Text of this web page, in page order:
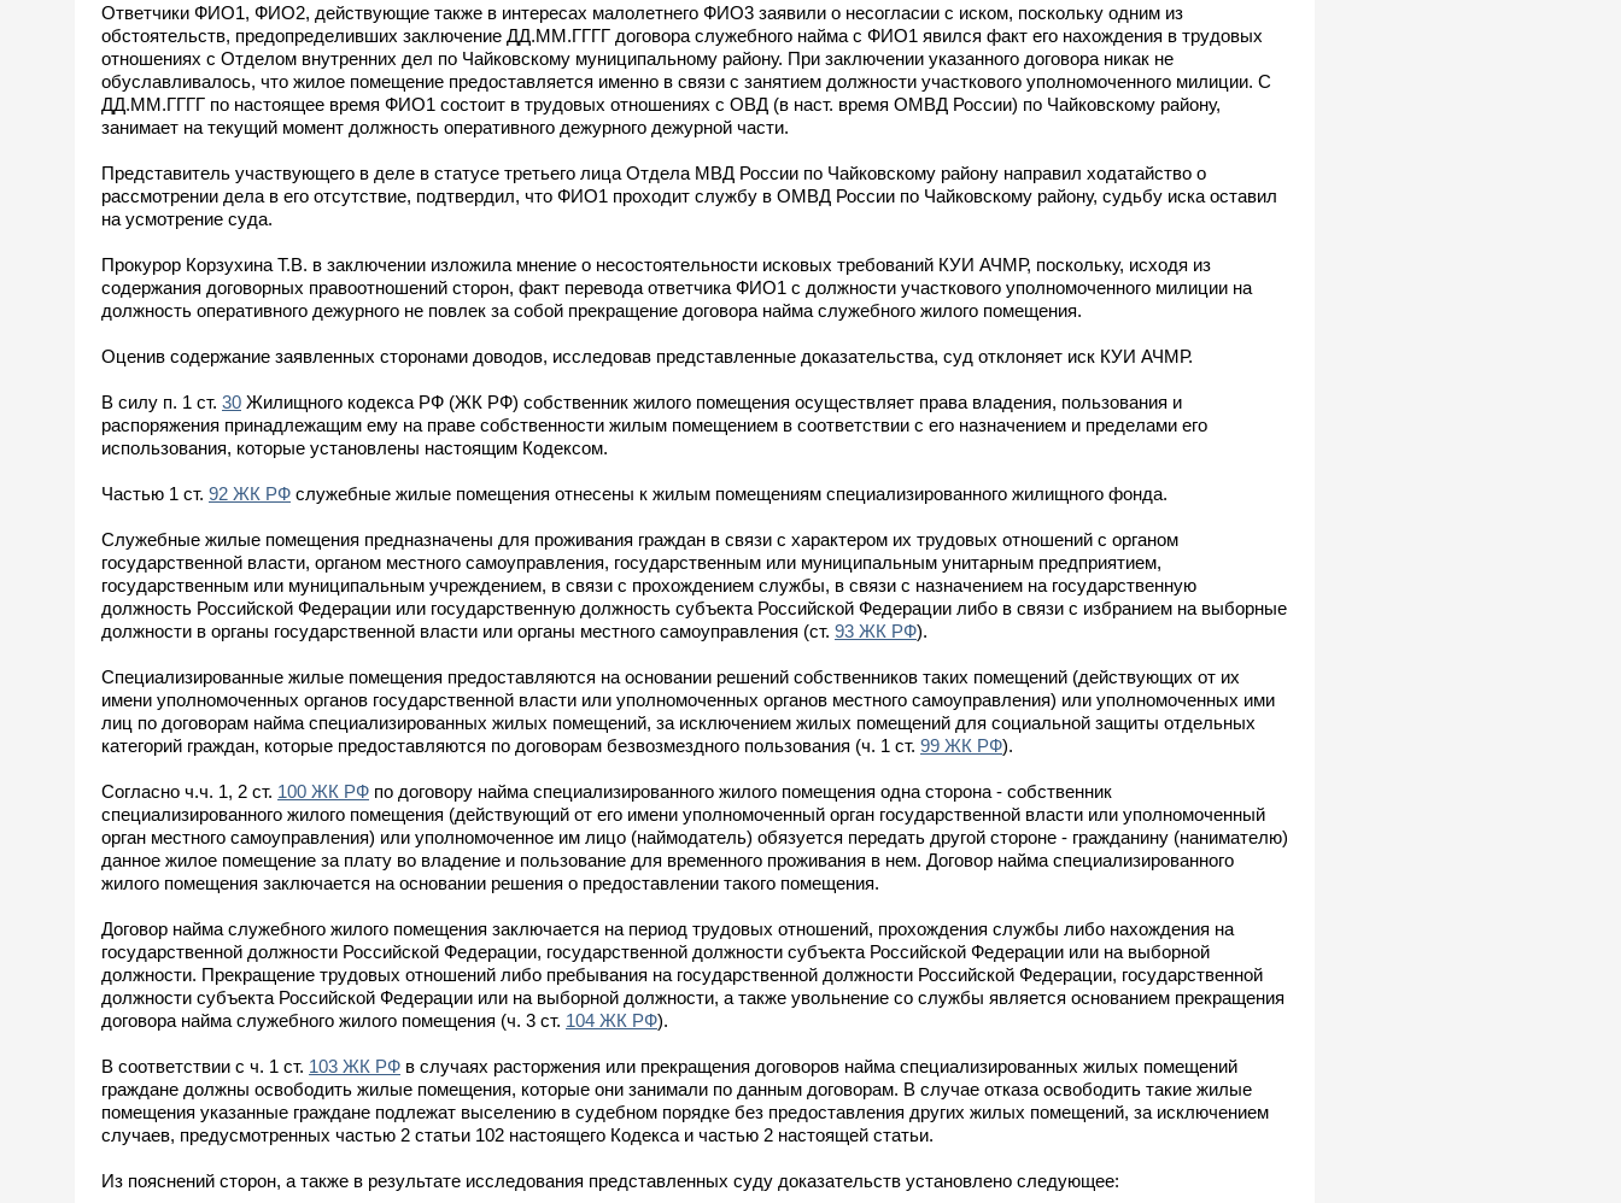
Ответчики ФИО1, ФИО2, действующие также в интересах малолетнего ФИО3 заявили о несогласии с иском, поскольку одним из
обстоятельств, предопределивших заключение ДД.ММ.ГГГГ договора служебного найма с ФИО1 явился факт его нахождения в трудовых
отношениях с Отделом внутренних дел по Чайковскому муниципальному району. При заключении указанного договора никак не
обуславливалось, что жилое помещение предоставляется именно в связи с занятием должности участкового уполномоченного милиции. С
ДД.ММ.ГГГГ по настоящее время ФИО1 состоит в трудовых отношениях с ОВД (в наст. время ОМВД России) по Чайковскому району,
занимает на текущий момент должность оперативного дежурного дежурной части.
Представитель участвующего в деле в статусе третьего лица Отдела МВД России по Чайковскому району направил ходатайство о
рассмотрении дела в его отсутствие, подтвердил, что ФИО1 проходит службу в ОМВД России по Чайковскому району, судьбу иска оставил
на усмотрение суда.
Прокурор Корзухина Т.В. в заключении изложила мнение о несостоятельности исковых требований КУИ АЧМР, поскольку, исходя из
содержания договорных правоотношений сторон, факт перевода ответчика ФИО1 с должности участкового уполномоченного милиции на
должность оперативного дежурного не повлек за собой прекращение договора найма служебного жилого помещения.
Оценив содержание заявленных сторонами доводов, исследовав представленные доказательства, суд отклоняет иск КУИ АЧМР.
В силу п. 1 ст. 30 Жилищного кодекса РФ (ЖК РФ) собственник жилого помещения осуществляет права владения, пользования и
распоряжения принадлежащим ему на праве собственности жилым помещением в соответствии с его назначением и пределами его
использования, которые установлены настоящим Кодексом.
Частью 1 ст. 92 ЖК РФ служебные жилые помещения отнесены к жилым помещениям специализированного жилищного фонда.
Служебные жилые помещения предназначены для проживания граждан в связи с характером их трудовых отношений с органом
государственной власти, органом местного самоуправления, государственным или муниципальным унитарным предприятием,
государственным или муниципальным учреждением, в связи с прохождением службы, в связи с назначением на государственную
должность Российской Федерации или государственную должность субъекта Российской Федерации либо в связи с избранием на выборные
должности в органы государственной власти или органы местного самоуправления (ст. 93 ЖК РФ).
Специализированные жилые помещения предоставляются на основании решений собственников таких помещений (действующих от их
имени уполномоченных органов государственной власти или уполномоченных органов местного самоуправления) или уполномоченных ими
лиц по договорам найма специализированных жилых помещений, за исключением жилых помещений для социальной защиты отдельных
категорий граждан, которые предоставляются по договорам безвозмездного пользования (ч. 1 ст. 99 ЖК РФ).
Согласно ч.ч. 1, 2 ст. 100 ЖК РФ по договору найма специализированного жилого помещения одна сторона - собственник
специализированного жилого помещения (действующий от его имени уполномоченный орган государственной власти или уполномоченный
орган местного самоуправления) или уполномоченное им лицо (наймодатель) обязуется передать другой стороне - гражданину (нанимателю)
данное жилое помещение за плату во владение и пользование для временного проживания в нем. Договор найма специализированного
жилого помещения заключается на основании решения о предоставлении такого помещения.
Договор найма служебного жилого помещения заключается на период трудовых отношений, прохождения службы либо нахождения на
государственной должности Российской Федерации, государственной должности субъекта Российской Федерации или на выборной
должности. Прекращение трудовых отношений либо пребывания на государственной должности Российской Федерации, государственной
должности субъекта Российской Федерации или на выборной должности, а также увольнение со службы является основанием прекращения
договора найма служебного жилого помещения (ч. 3 ст. 104 ЖК РФ).
В соответствии с ч. 1 ст. 103 ЖК РФ в случаях расторжения или прекращения договоров найма специализированных жилых помещений
граждане должны освободить жилые помещения, которые они занимали по данным договорам. В случае отказа освободить такие жилые
помещения указанные граждане подлежат выселению в судебном порядке без предоставления других жилых помещений, за исключением
случаев, предусмотренных частью 2 статьи 102 настоящего Кодекса и частью 2 настоящей статьи.
Из пояснений сторон, а также в результате исследования представленных суду доказательств установлено следующее: